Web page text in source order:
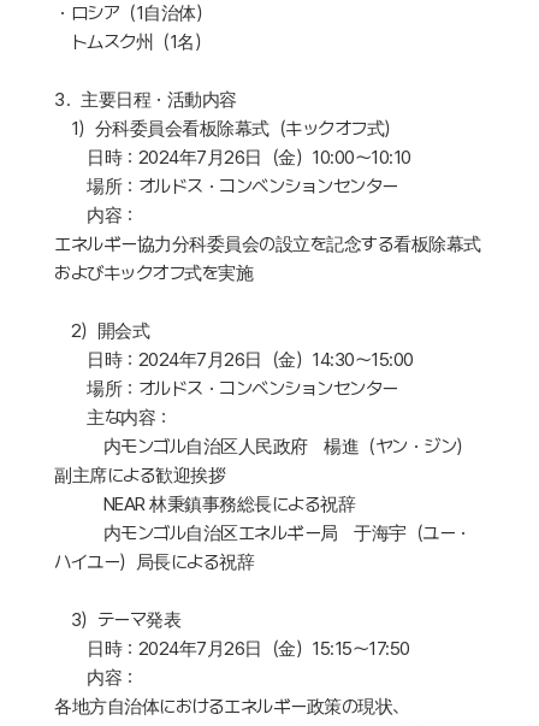
・ロシア（1自治体）
トムスク州（1名）
3．主要日程・活動内容
1）分科委員会看板除幕式（キックオフ式）
日時：2024年7月26日（金）10:00～10:10
場所：オルドス・コンベンションセンター
内容：
エネルギー協力分科委員会の設立を記念する看板除幕式
およびキックオフ式を実施
2）開会式
日時：2024年7月26日（金）14:30～15:00
場所：オルドス・コンベンションセンター
主な内容：
内モンゴル自治区人民政府 楊進（ヤン・ジン）
副主席による歓迎挨拶
NEAR 林秉鎮事務総長による祝辞
内モンゴル自治区エネルギー局 于海宇（ユー・
ハイユー）局長による祝辞
3）テーマ発表
日時：2024年7月26日（金）15:15～17:50
内容：
各地方自治体におけるエネルギー政策の現状、